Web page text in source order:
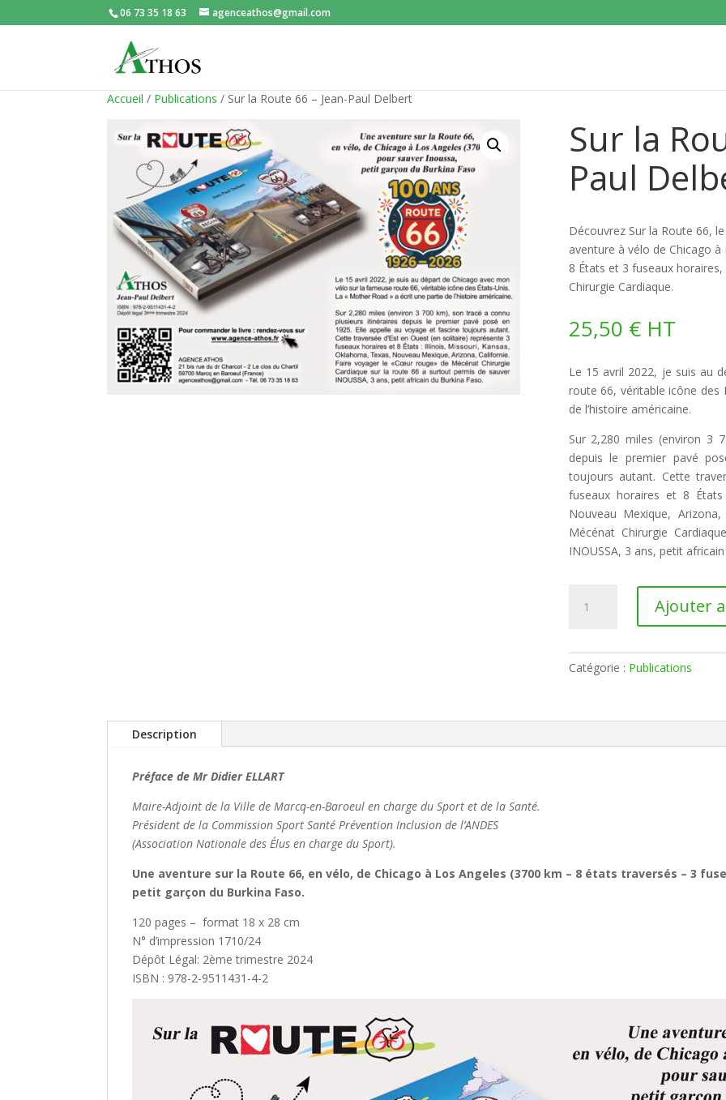
06 73 35 18 63 agenceathos@gmail.com
Accueil / Publications / Sur la Route 66 – Jean-Paul Delbert
Sur la
Paul
Découvrez Sur la Route 66,
aventure à vélo de Chicago
8 États et 3 fuseaux
Chirurgie Cardiaque.
25,50 € HT
Le 15 avril 2022, je suis au
route 66, véritable icône des
de l’histoire américaine.
Sur 2,280 miles (environ 3
depuis le premier pavé
toujours autant. Cette
fuseaux horaires et 8
Nouveau Mexique,
Mécénat Chirurgie
INOUSSA, 3 ans, petit
Route
Jean-
Ajouter
Catégorie : Publications
Description
Préface de Mr Didier ELLART
Maire-Adjoint de la Ville de Marcq-en-Baroeul en charge du Sport et de la Santé.
Président de la Commission Sport Santé Prévention Inclusion de l’ANDES
(Association Nationale des Élus en charge du Sport).
Une aventure sur la Route 66, en vélo, de Chicago à Los Angeles (3700 km – 8 états traversés – 3
petit garçon du Burkina Faso.
120 pages – format 18 x 28 cm
N° d’impression 1710/24
Dépôt Légal: 2ème trimestre 2024
ISBN : 978-2-9511431-4-2